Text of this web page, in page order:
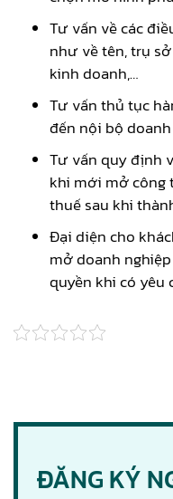
Tư vấn về các
như về tên, trụ
kinh doanh,…
Tư vấn thủ tục
đến nội bộ
Tư vấn quy định
khi mới mở công
thuế sau khi
Đại diện cho
mở doanh
quyền khi có yêu
ĐĂNG KÝ